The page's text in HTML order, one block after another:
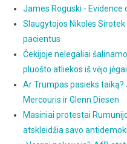
James Roguski - Evidence
Slaugytojos Nikolės
pacientus
Čekijoje nelegaliai
pluošto atliekos iš vėjo
Ar Trumpas pasieks
Mercouris ir Glenn Diesen
Masiniai protestai
atskleidžia savo